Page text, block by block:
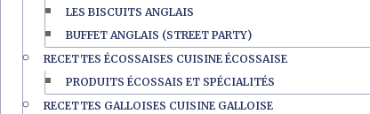
LES BISCUITS ANGLAIS
BUFFET ANGLAIS (STREET PARTY)
RECETTES ÉCOSSAISES CUISINE ÉCOSSAISE
PRODUITS ÉCOSSAIS ET SPÉCIALITÉS
RECETTES GALLOISES CUISINE GALLOISE